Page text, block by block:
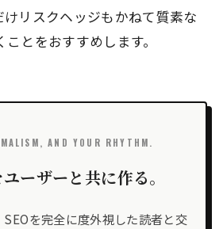
けリスクヘッジもかねて質素な
とをおすすめします。
AND YOUR RHYTHM.
ーザーと共に作る。
を完全に度外視した読者と交